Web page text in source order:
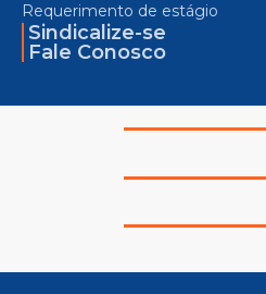
Requerimento de estágio
Sindicalize-se
Fale Conosco